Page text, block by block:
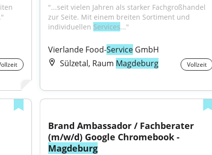
"...seit vielen Jahren als starker Fachgroßhandel
zur Seite. Mit einem breiten Sortiment und
individuellen Services..."
Vierlande Food-Service GmbH
Sülzetal, Raum Magdeburg Vollzeit
Brand Ambassador / Fachberater
Magdeburg